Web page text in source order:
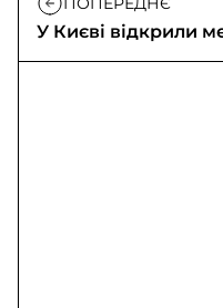
У Києві відкрили
«Дозор»